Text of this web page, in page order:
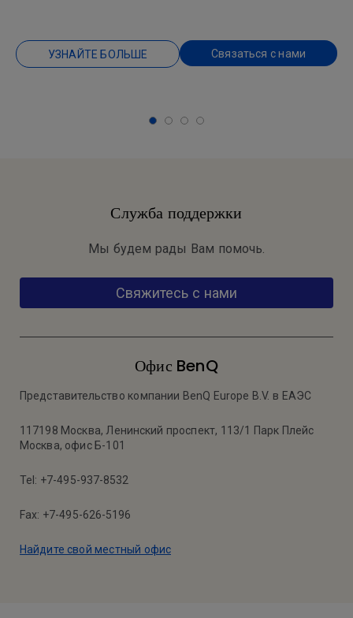
УЗНАЙТЕ БОЛЬШЕ Связаться с нами
Служба поддержки
Мы будем рады Вам помочь.
Свяжитесь с нами
Офис BenQ
Представительство компании BenQ Europe B.V. в ЕАЭС
117198 Москва, Ленинский проспект, 113/1 Парк Плейс
Москва, офис Б-101
Tel: +7-495-937-8532
Fax: +7-495-626-5196
Найдите свой местный офис